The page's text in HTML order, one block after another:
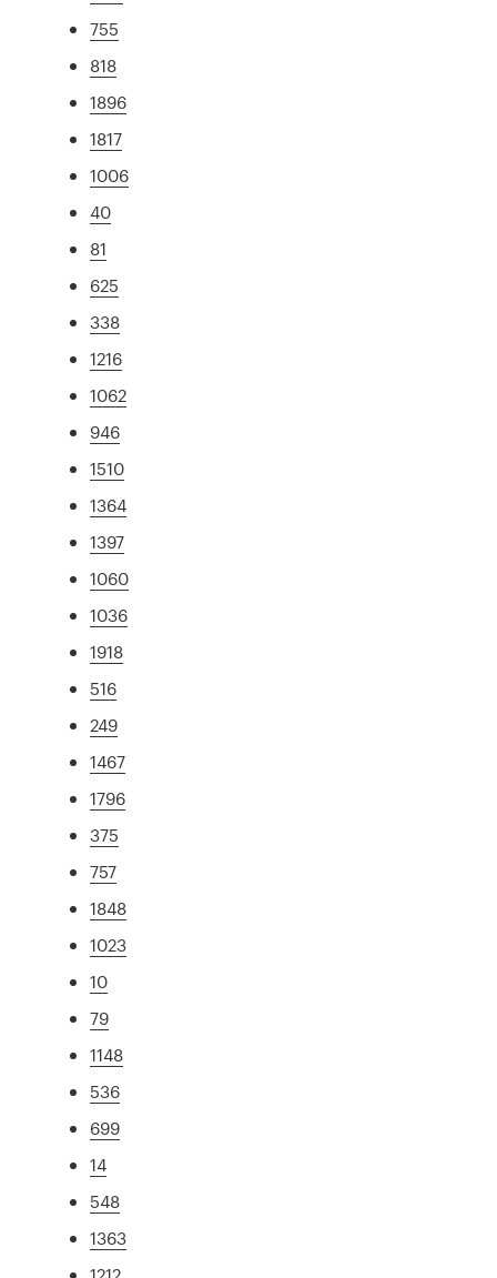
755
818
1896
1817
1006
40
81
625
338
1216
1062
946
1510
1364
1397
1060
1036
1918
516
249
1467
1796
375
757
1848
1023
10
79
1148
536
699
14
548
1363